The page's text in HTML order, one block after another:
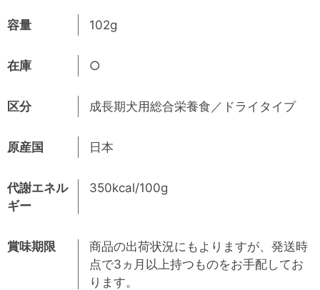
容量 102g
在庫 ○
区分 成長期犬用総合栄養食／ドライタイプ
原産国 日本
代謝エネル
ギー
350kcal/100g
賞味期限
商品の出荷状況にもよりますが、発送時
点で3ヵ月以上持つものをお手配してお
ります。